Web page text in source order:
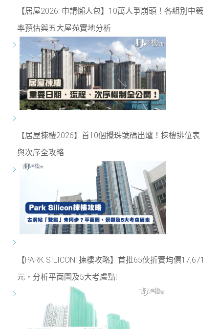
【居屋2026: 申請懶人包】10萬人爭崩頭！各組別中籤
率預估與五大屋苑實地分析
【居屋揀樓2026】首10個攪珠號碼出爐！揀樓排位表
與次序全攻略
【PARK SILICON: 揀樓攻略】首批65伙折實均價17,671
元，分析平面圖及5大考慮點!